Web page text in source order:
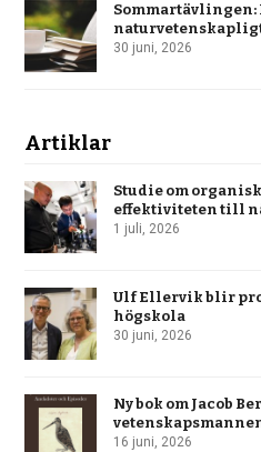
Sommartävlingen:
30 juni, 2026
Artiklar
Studie om
effektiviteten till
1 juli, 2026
Ulf Ellervik blir
högskola
30 juni, 2026
Ny bok om Jacob
16 juni, 2026